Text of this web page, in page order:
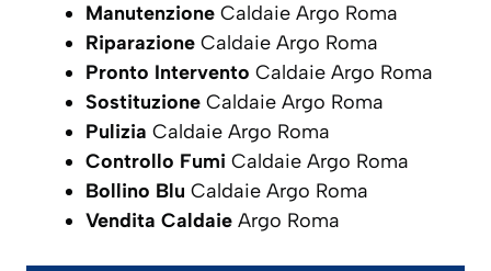
Manutenzione Caldaie Argo Roma
Riparazione Caldaie Argo Roma
Pronto Intervento Caldaie Argo Roma
Sostituzione Caldaie Argo Roma
Pulizia Caldaie Argo Roma
Controllo Fumi Caldaie Argo Roma
Bollino Blu Caldaie Argo Roma
Vendita Caldaie Argo Roma